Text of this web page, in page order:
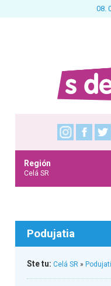
08.
Región
Celá SR
Podujatia
Ste tu: Celá SR»